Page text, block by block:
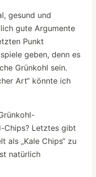
gesund und
gute Argumente
Punkt
geben, denn es
Grünkohl sein.
Art“ könnte ich
Chips? Letztes gibt
als „Kale Chips“ zu
natürlich